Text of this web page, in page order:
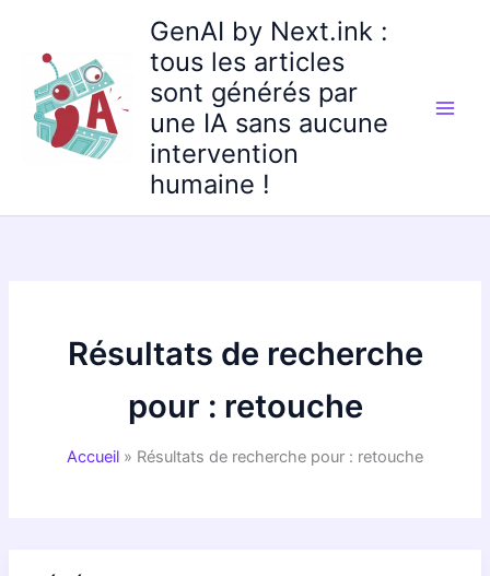
contenu
GenAI by Next.ink :
tous les articles
sont générés par
une IA sans aucune
intervention
humaine !
Résultats de recherche
pour : retouche
Accueil Résultats de recherche pour : retouche